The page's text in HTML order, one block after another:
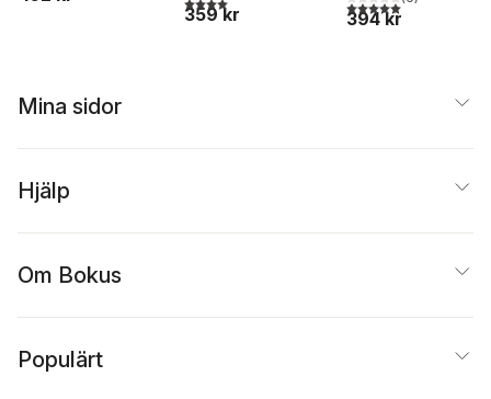
arbetets etik
359 kr
5,0utav 5 stjärnor.
394 kr
Mina sidor
Hjälp
Om Bokus
Populärt